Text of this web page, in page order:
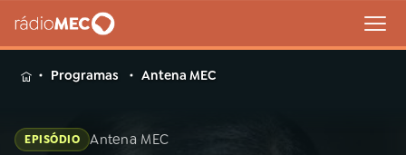
MENUProgramas Antena MEC
EPISÓDIO Antena MEC